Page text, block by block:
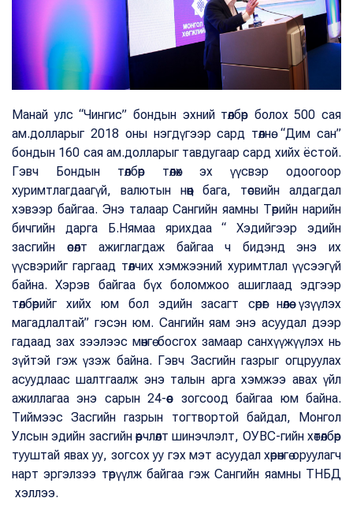
Манай улс “Чингис” бондын эхний төлбөр болох 500 сая
ам.долларыг 2018 оны нэгдүгээр сард төлнө. “Дим сан”
бондын 160 сая ам.долларыг тавдугаар сард хийх ёстой.
Гэвч Бондын төлбөр төлөх эх үүсвэр одоогоор
хуримтлагдаагүй, валютын нөөц бага, төсвийн алдагдал
хэвээр байгаа. Энэ талаар Сангийн яамны Төрийн нарийн
бичгийн дарга Б.Нямаа ярихдаа “ Хэдийгээр эдийн
засгийн өсөлт ажиглагдаж байгаа ч бидэнд энэ их
үүсвэрийг гаргаад төлчих хэмжээний хуримтлал үүсээгүй
байна. Хэрэв байгаа бүх боломжоо ашиглаад эдгээр
төлбөрийг хийх юм бол эдийн засагт сөрөг нөлөө үзүүлэх
магадлалтай” гэсэн юм. Сангийн яам энэ асуудал дээр
гадаад зах зээлээс мөнгө босгох замаар санхүүжүүлэх нь
зүйтэй гэж үзэж байна. Гэвч Засгийн газрыг огцруулах
асуудлаас шалтгаалж энэ талын арга хэмжээ авах үйл
ажиллагаа энэ сарын 24-өөс зогсоод байгаа юм байна.
Тиймээс Засгийн газрын тогтвортой байдал, Монгол
Улсын эдийн засгийн өөрчлөлт шинэчлэлт, ОУВС-гийн хөтөлбөр
тууштай явах уу, зогсох уу гэх мэт асуудал хөрөнгө оруулагч
нарт эргэлзээ төрүүлж байгаа гэж Сангийн яамны ТНБД
хэллээ.